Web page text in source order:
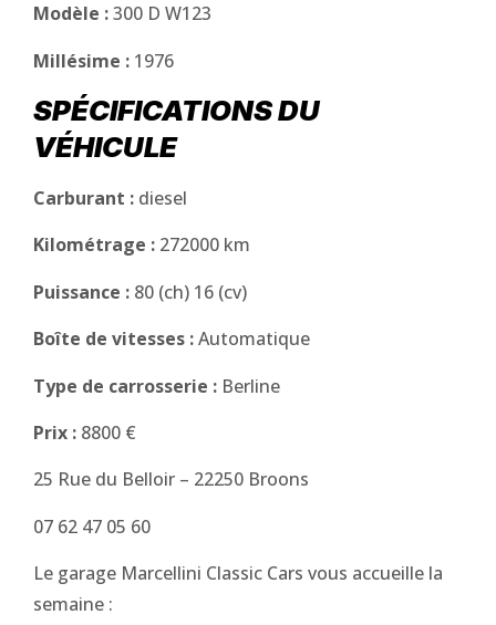
Modèle :300 D W123
Millésime : 1976
SPÉCIFICATIONS DU
VÉHICULE
Carburant : diesel
Kilométrage : 272000 km
Puissance : 80 (ch) 16 (cv)
Boîte de vitesses :Automatique
Type de carrosserie : Berline
Prix : 8800 €
25 Rue du Belloir – 22250 Broons
07 62 47 05 60
Le garage Marcellini Classic Cars vous accueille la
semaine :